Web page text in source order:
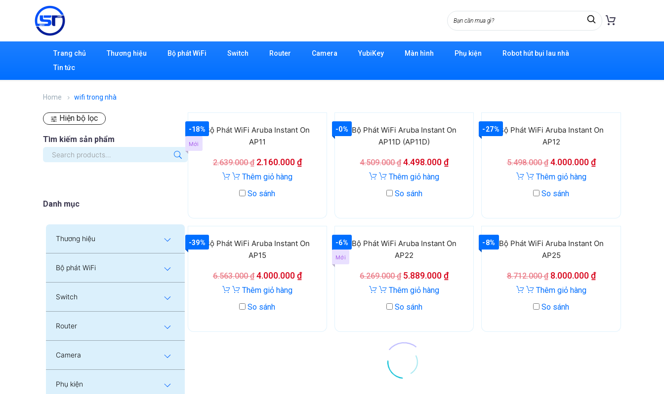
Trang chủ Thương hiệu Bộ phát WiFi Switch Router Camera YubiKey Màn hình Phụ kiện
Robot hút bụi lau nhà
Tin tức
Home wifi trong nhà
Hiện bộ lọc
Tìm kiếm sản phẩm
Danh mục
Thương hiệu
Bộ phát WiFi
Switch
Router
Camera
Phụ kiện
-18%
Mới
Bộ Phát WiFi Aruba Instant On
AP11
2.639.000₫ 2.160.000₫
Thêm giỏ hàng
So sánh
-0% Bộ Phát WiFi Aruba Instant On
AP11D (AP11D)
4.509.000₫ 4.498.000₫
Thêm giỏ hàng
So sánh
-27%Bộ Phát WiFi Aruba Instant On
AP12
5.498.000₫ 4.000.000₫
Thêm giỏ hàng
So sánh
-39%Bộ Phát WiFi Aruba Instant On
AP15
6.563.000₫ 4.000.000₫
Thêm giỏ hàng
So sánh
-6%
Mới
Bộ Phát WiFi Aruba Instant On
AP22
6.269.000₫ 5.889.000₫
Thêm giỏ hàng
So sánh
-8%
Bộ Phát WiFi Aruba Instant On
AP25
8.712.000₫ 8.000.000₫
Thêm giỏ hàng
So sánh